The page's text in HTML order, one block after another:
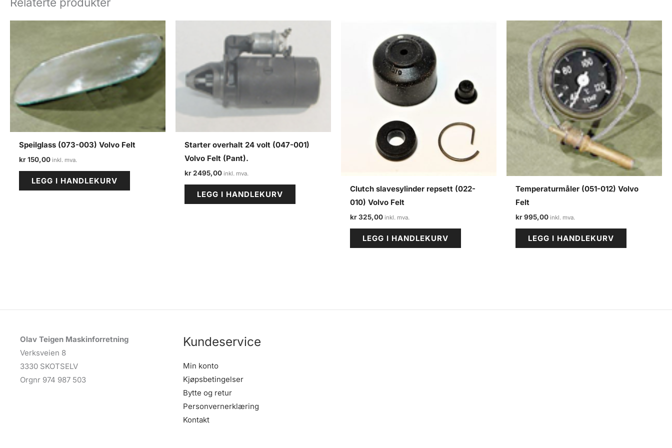
Speilglass (073-003) Volvo Felt
kr150,00
LEGG I HANDLEKURV
Starter overhalt 24 volt (047-001)
Volvo Felt (Pant).
kr2495,00
LEGG I HANDLEKURV
Clutch slavesylinder repsett (022-
010) Volvo Felt
kr325,00
LEGG I HANDLEKURV
Temperaturmåler (051-012) Volvo
Felt
kr995,00
LEGG I HANDLEKURV
Olav Teigen Maskinforretning
Verksveien 8
3330 SKOTSELV
Orgnr 974 987 503
Kundeservice
Min konto
Kjøpsbetingelser
Bytte og retur
Personvernerklæring
Kontakt